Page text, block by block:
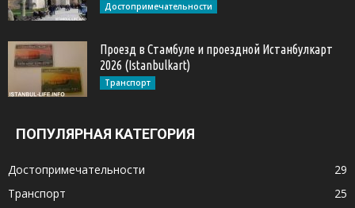
Достопримечательности
Проезд в Стамбуле и проездной Истанбулкарт
2026 (Istanbulkart)
Транспорт
ПОПУЛЯРНАЯ КАТЕГОРИЯ
Достопримечательности
29
Транспорт
25